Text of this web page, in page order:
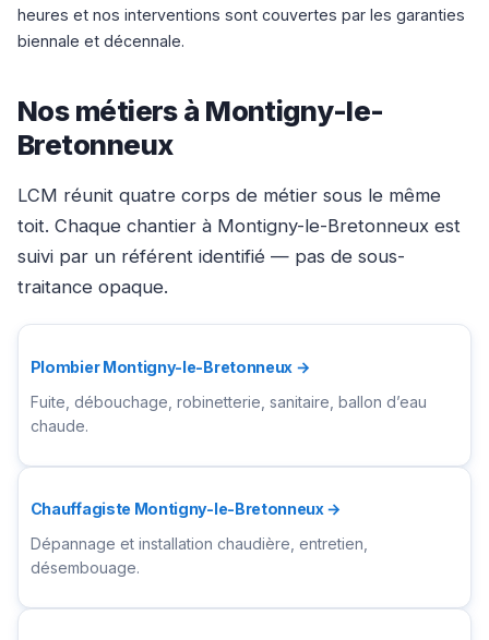
heures et nos interventions sont couvertes par les garanties
biennale et décennale.
Nos métiers à Montigny-le-
Bretonneux
LCM réunit quatre corps de métier sous le même
toit. Chaque chantier à Montigny-le-Bretonneux est
suivi par un référent identifié — pas de sous-
traitance opaque.
Plombier Montigny-le-Bretonneux →
Fuite, débouchage, robinetterie, sanitaire, ballon d’eau
chaude.
Chauffagiste Montigny-le-Bretonneux →
Dépannage et installation chaudière, entretien,
désembouage.